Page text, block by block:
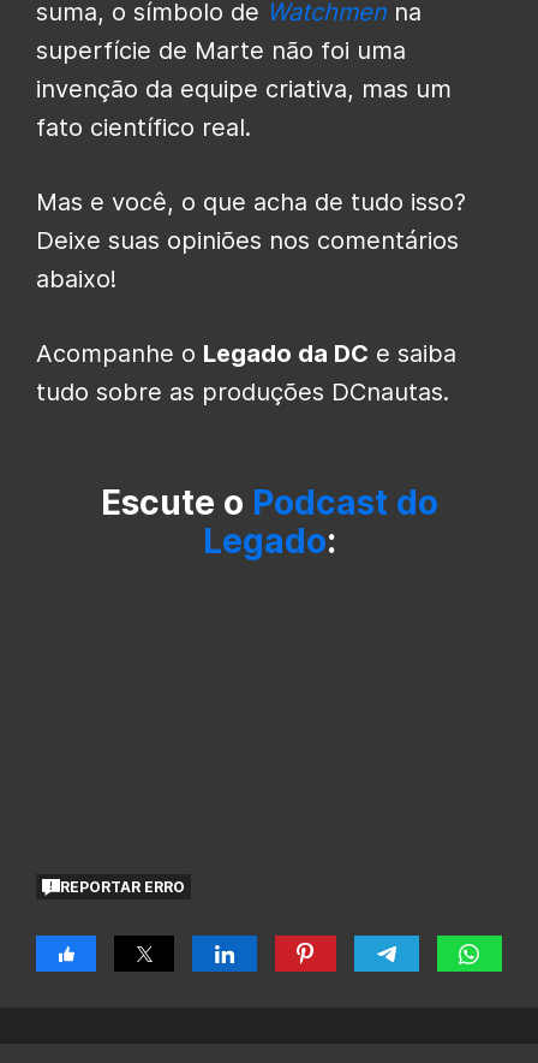
suma, o símbolo de Watchmen na
superfície de Marte não foi uma
invenção da equipe criativa, mas um
fato científico real.
Mas e você, o que acha de tudo isso?
Deixe suas opiniões nos comentários
abaixo!
Acompanhe o Legado da DC e saiba
tudo sobre as produções DCnautas.
Escute o Podcast do
Legado:
REPORTAR ERRO